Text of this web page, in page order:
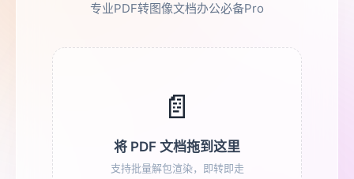
专业PDF转图像文档办公必备Pro
📄
将 PDF 文档拖到这里
支持批量解包渲染，即转即走